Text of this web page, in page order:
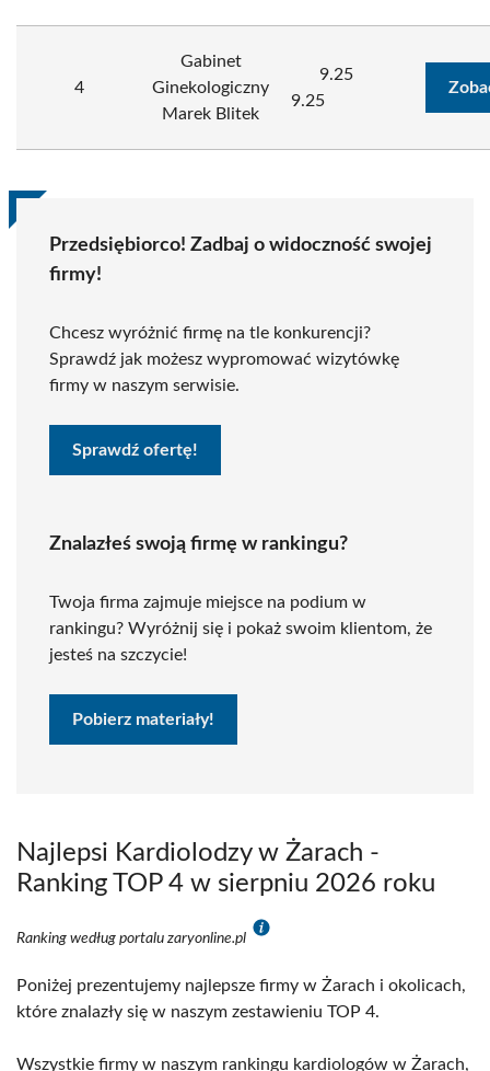
4
Gabinet
Ginekologiczny
Marek Blitek
9.25
9.25
Przedsiębiorco! Zadbaj o widoczność swojej
firmy!
Chcesz wyróżnić firmę na tle konkurencji?
Sprawdź jak możesz wypromować wizytówkę
firmy w naszym serwisie.
Sprawdź ofertę!
Znalazłeś swoją firmę w rankingu?
Twoja firma zajmuje miejsce na podium w
rankingu? Wyróżnij się i pokaż swoim klientom, że
jesteś na szczycie!
Pobierz materiały!
Najlepsi Kardiolodzy w Żarach -
Ranking TOP 4 w sierpniu 2026 roku
Ranking według portalu zaryonline.pl
Poniżej prezentujemy najlepsze firmy w Żarach i okolicach,
które znalazły się w naszym zestawieniu TOP 4.
Wszystkie firmy w naszym rankingu kardiologów w Żarach,